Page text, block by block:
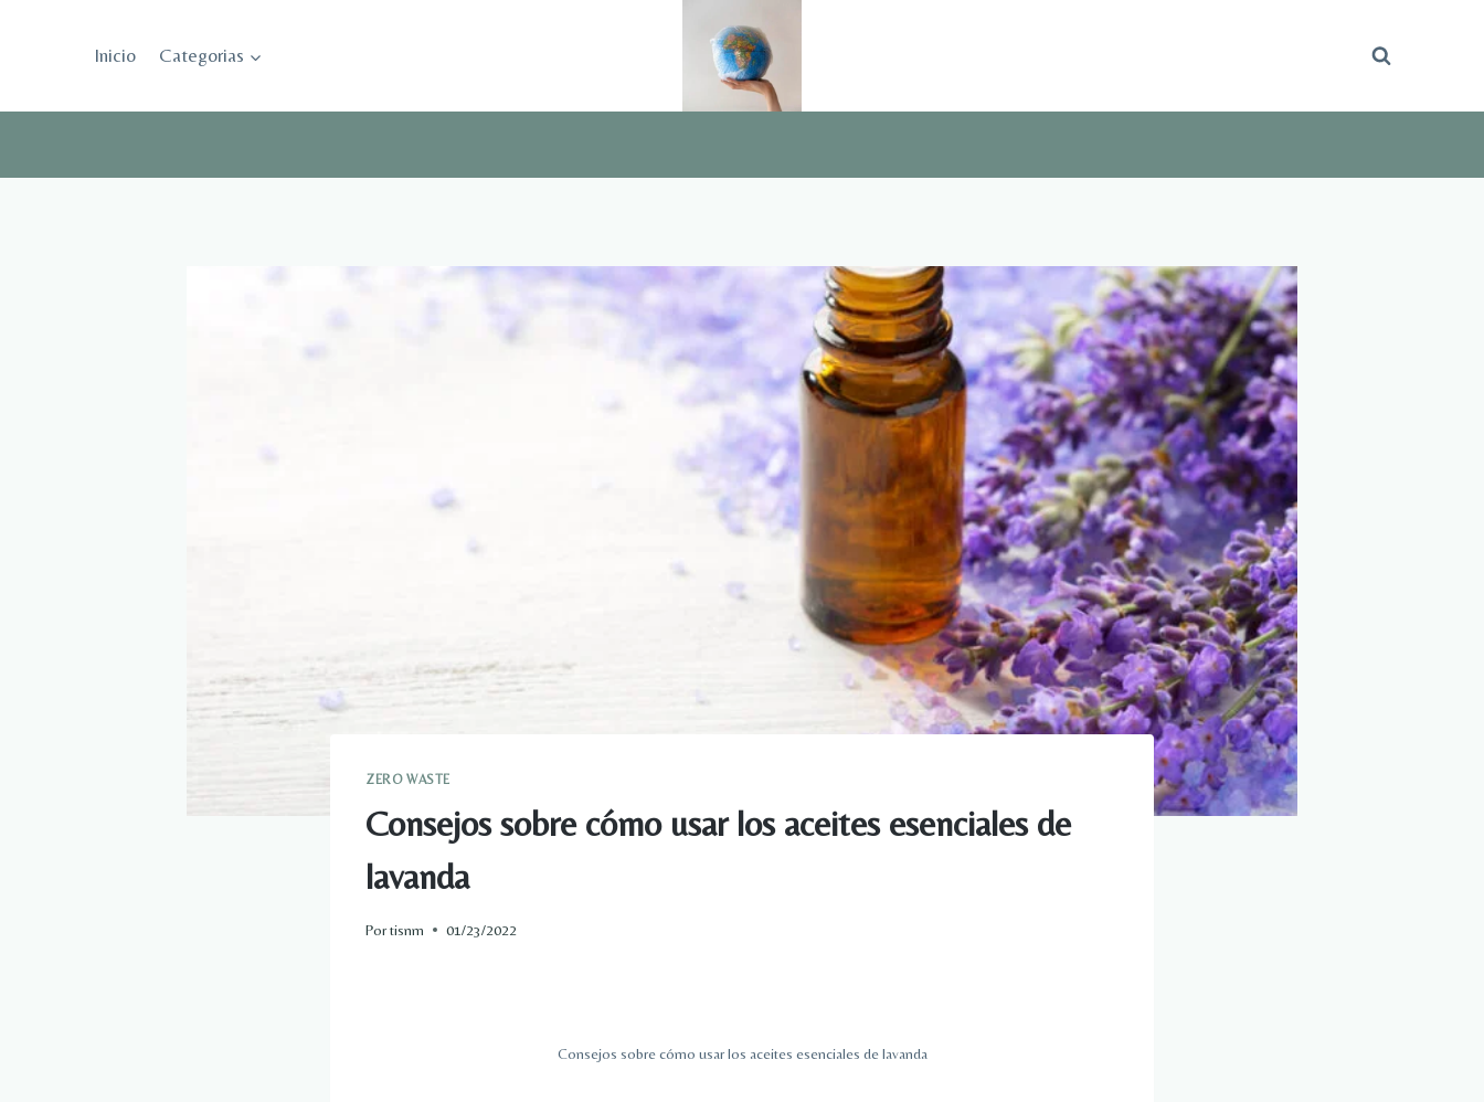
Inicio Categorias
ZERO WASTE
Consejos sobre cómo usar los aceites esenciales de
lavanda
Portisnm 01/23/2022
Consejos sobre cómo usar los aceites esenciales de lavanda